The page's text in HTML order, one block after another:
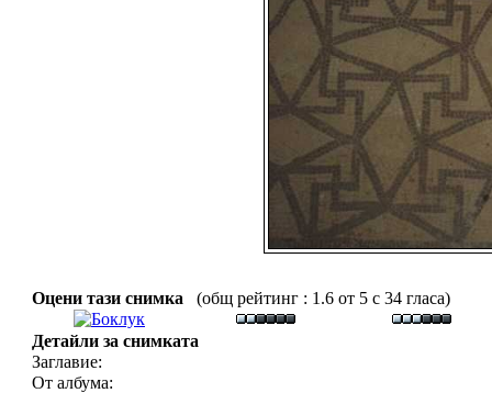
Оцени тази снимка (общ рейтинг : 1.6 от 5 с 34 гласа)
Детайли за снимката
Заглавие:
От албума: